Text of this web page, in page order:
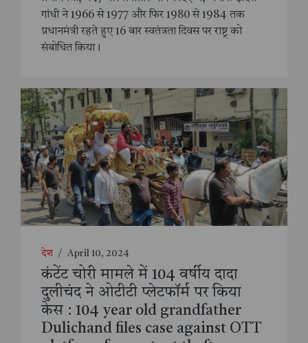
गांधी ने 1966 से 1977 और फिर 1980 से 1984 तक
प्रधानमंत्री रहते हुए 16 बार स्वतंत्रता दिवस पर राष्ट्र को
संबोधित किया।
देश / April 10, 2024
कंटेंट चोरी मामले में 104 वर्षीय दादा
दुलीचंद ने ओटीटी प्लेटफॉर्म पर किया
केस : 104 year old grandfather
Dulichand files case against OTT